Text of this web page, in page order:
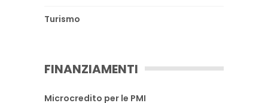
Turismo
FINANZIAMENTI
Microcredito per le PMI